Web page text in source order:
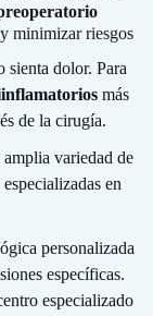
minimizar riesgos
sienta dolor. Para
más
de la cirugía.
variedad de
en
personalizada
específicas.
especializado